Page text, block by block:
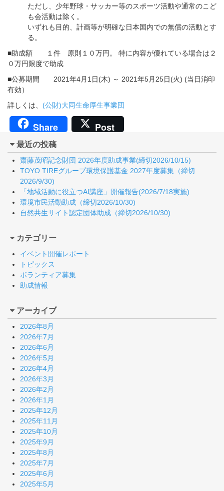
ただし、少年野球・サッカー等のスポーツ活動や通常のこど
も会活動は除く。
いずれも目的、計画等が明確な日本国内での無償の活動とす
る。
■助成額 １件 原則１０万円。 特に内容が優れている場合は２
０万円限度で助成
■公募期間 2021年4月1日(木) ～ 2021年5月25日(火) (当日消印
有効）
詳しくは、 (公財)大同生命厚生事業団
Share Post
最近の投稿
齋藤茂昭記念財団 2026年度助成事業(締切2026/10/15)
TOYO TIREグループ環境保護基金 2027年度募集（締切
2026/9/30)
「地域活動に役立つAI講座」開催報告(2026/7/18実施)
環境市民活動助成（締切2026/10/30)
自然共生サイト認定団体助成（締切2026/10/30)
カテゴリー
イベント開催レポート
トピックス
ボランティア募集
助成情報
アーカイブ
2026年8月
2026年7月
2026年6月
2026年5月
2026年4月
2026年3月
2026年2月
2026年1月
2025年12月
2025年11月
2025年10月
2025年9月
2025年8月
2025年7月
2025年6月
2025年5月